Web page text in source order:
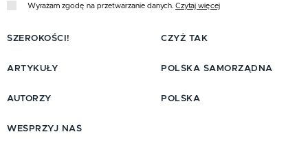
Wyrażam zgodę na przetwarzanie danych. Czytaj więcej
SZEROKOŚCI!
ARTYKUŁY
AUTORZY
CZYŻ TAK
POLSKA SAMORZĄDNA
POLSKA
WESPRZYJ NAS